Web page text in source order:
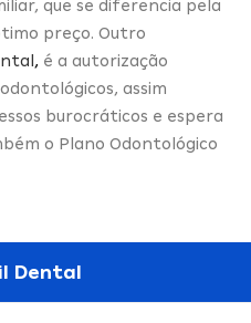
que se diferencia pela
preço. Outro
, é a autorização
assim
burocráticos e espera
o Plano Odontológico
Dental